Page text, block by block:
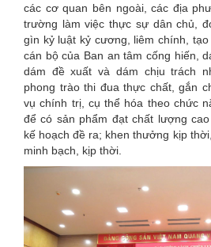
các cơ quan bên ngoài, các địa
trường làm việc thực sự dân chủ,
gìn kỷ luật kỷ cương, liêm chính,
cán bộ của Ban an tâm cống hiến,
dám đề xuất và dám chịu trách
phong trào thi đua thực chất, gắn
vụ chính trị, cụ thể hóa theo chức
để có sản phẩm đạt chất lượng
kế hoạch đề ra; khen thưởng kịp
minh bạch, kịp thời.